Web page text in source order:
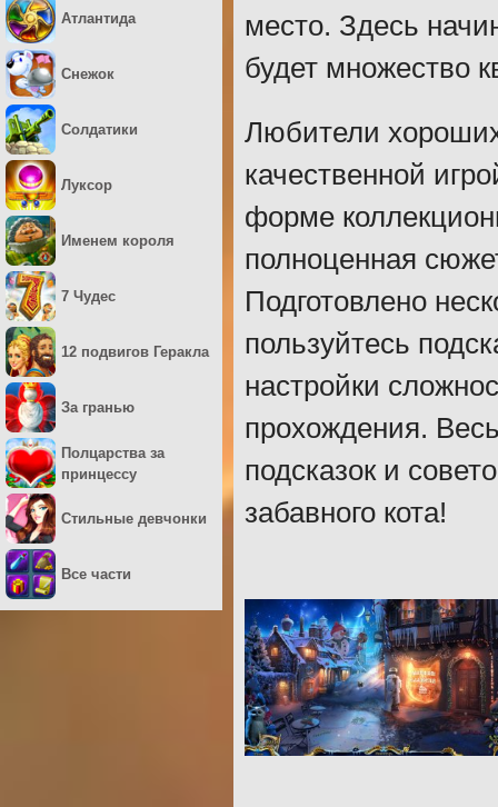
место. Здесь
будет множество
Любители
качественной
форме
полноценная
Подготовлено
пользуйтесь
настройки
прохождения.
подсказок и
забавного кота!
Атлантида
Снежок
Солдатики
Луксор
Именем короля
7 Чудес
12 подвигов Геракла
За гранью
Полцарства за
принцессу
Стильные девчонки
Все части